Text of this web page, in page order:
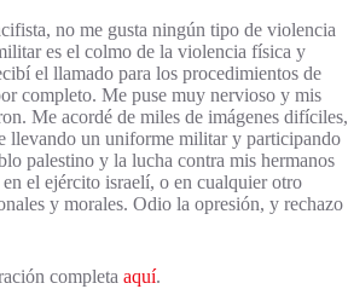
no me gusta ningún tipo de violencia
es el colmo de la violencia física y
el llamado para los procedimientos de
completo. Me puse muy nervioso y mis
Me acordé de miles de imágenes difíciles,
llevando un uniforme militar y participando
palestino y la lucha contra mis hermanos
el ejército israelí, o en cualquier otro
y morales. Odio la opresión, y rechazo
completa aquí.